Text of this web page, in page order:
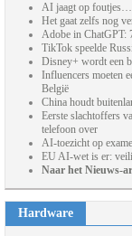
AI jaagt op foutjes…
Het gaat zelfs nog
Adobe in ChatGPT:
TikTok speelde
Disney+ wordt een
Influencers moeten
België
China houdt
Eerste slachtoffers
telefoon over
AI-toezicht op
EU AI-wet is er:
Naar het Nieuws-
Hardware